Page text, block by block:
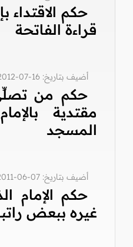
حكم الاقتداء
قراءة الفاتحة
أضيف بتاريخ: 16-07-2012
حكم من
مقتدية
المسجد
أضيف بتاريخ: 07-06-2011
حكم الإمام
غيره ببعض